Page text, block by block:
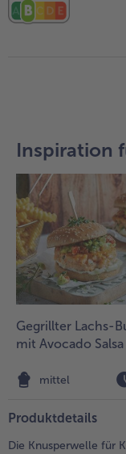
Inspiration
Gegrillter Lachs-
mit Avocado Salsa
mittel
Produktdetails
Die Knusperwelle für